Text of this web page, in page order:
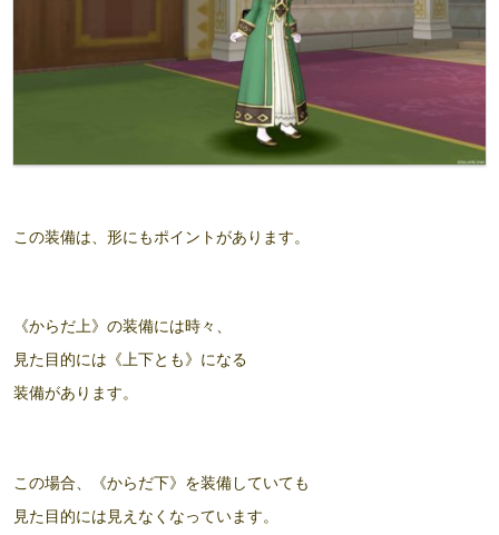
この装備は、形にもポイントがあります。
《からだ上》の装備には時々、
見た目的には《上下とも》 になる
装備があります。
この場合、《からだ下》を装備していても
見た目的には見えなくなっています。